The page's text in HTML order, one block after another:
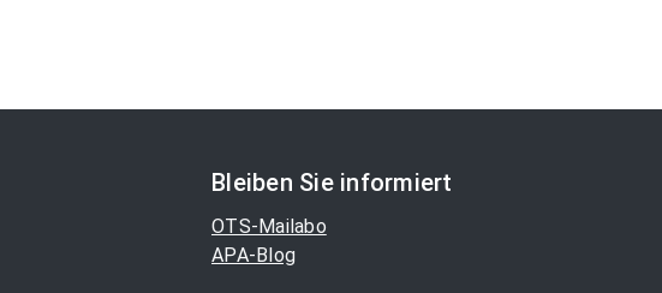
Bleiben Sie informiert
OTS-Mailabo
APA-Blog